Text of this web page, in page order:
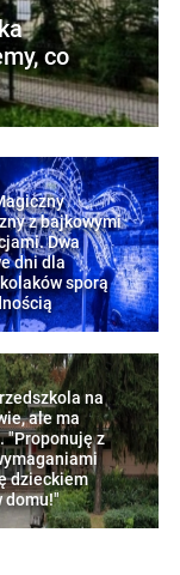
co
z bajkowymi
Dwa
dni dla
sporą
na
ale ma
"Proponuję z
dzieckiem
domu!"